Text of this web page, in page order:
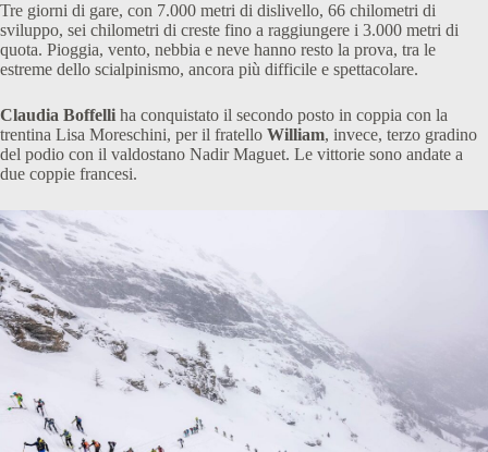
Tre giorni di gare, con 7.000 metri di dislivello, 66 chilometri di
sviluppo, sei chilometri di creste fino a raggiungere i 3.000 metri di
quota. Pioggia, vento, nebbia e neve hanno resto la prova, tra le
estreme dello scialpinismo, ancora più difficile e spettacolare.
Claudia Boffelli ha conquistato il secondo posto in coppia con la
trentina Lisa Moreschini, per il fratello William, invece, terzo gradino
del podio con il valdostano Nadir Maguet. Le vittorie sono andate a
due coppie francesi.